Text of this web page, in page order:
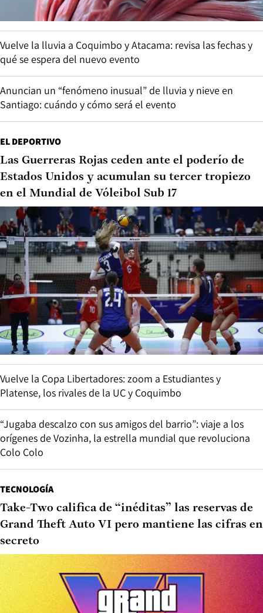
Vuelve la lluvia a Coquimbo y Atacama: revisa las fechas y
qué se espera del nuevo evento
Anuncian un “fenómeno inusual” de lluvia y nieve en
Santiago: cuándo y cómo será el evento
EL DEPORTIVO
Las Guerreras Rojas ceden ante el poderío de
Estados Unidos y acumulan su tercer tropiezo
en el Mundial de Vóleibol Sub 17
Vuelve la Copa Libertadores: zoom a Estudiantes y
Platense, los rivales de la UC y Coquimbo
“Jugaba descalzo con sus amigos del barrio”: viaje a los
orígenes de Vozinha, la estrella mundial que revoluciona
Colo Colo
TECNOLOGÍA
Take-Two califica de “inéditas” las reservas de
Grand Theft Auto VI pero mantiene las cifras en
secreto